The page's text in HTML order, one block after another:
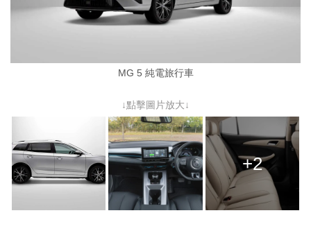
MG 5 純電旅行車
↓點擊圖片放大↓
+2